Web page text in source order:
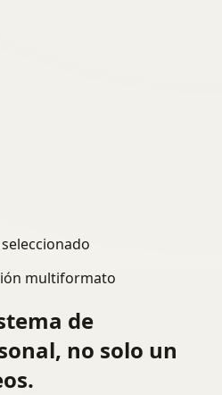
multiformato
de
no solo un